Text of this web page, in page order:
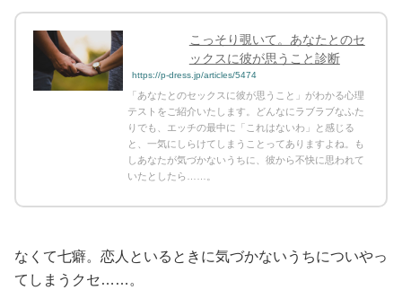
こっそり覗いて。あなたとのセ
ックスに彼が思うこと診断
https://p-dress.jp/articles/5474
「あなたとのセックスに彼が思うこと」がわかる心理
テストをご紹介いたします。どんなにラブラブなふた
りでも、エッチの最中に「これはないわ」と感じる
と、一気にしらけてしまうことってありますよね。も
しあなたが気づかないうちに、彼から不快に思われて
いたとしたら……。
なくて七癖。恋人といるときに気づかないうちについやっ
てしまうクセ……。